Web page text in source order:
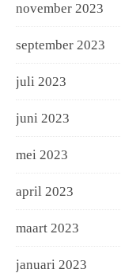
november 2023
september 2023
juli 2023
juni 2023
mei 2023
april 2023
maart 2023
januari 2023